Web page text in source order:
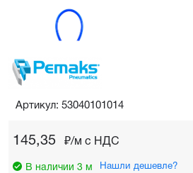
145,35 ₽/м c НДС
В наличии 3 м Нашли дешевле?
Артикул: 53040101014